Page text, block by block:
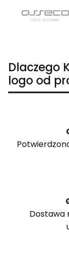
Dlaczego
logo od
Dostawa